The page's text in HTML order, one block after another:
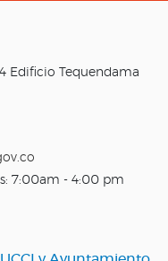
Edificio Tequendama
7:00am - 4:00 pm